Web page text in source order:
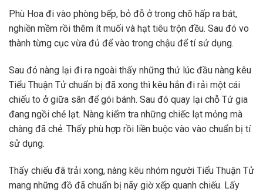
Phù Hoa đi vào phòng bếp, bỏ đỗ ở trong chõ hấp ra bát,
nghiền mềm rồi thêm ít muối và hạt tiêu trộn đều. Sau đó vo
thành từng cục vừa đủ để vào trong chậu để tí sử dụng.
Sau đó nàng lại đi ra ngoài thấy những thứ lúc đầu nàng kêu
Tiểu Thuận Tử chuẩn bị đã xong thì kêu hắn đi rải một cái
chiếu to ở giữa sân để gói bánh. Sau đó quay lại chỗ Tứ gia
đang ngồi chẻ lạt. Nàng kiểm tra những chiếc lạt mỏng mà
chàng đã chẻ. Thấy phù hợp rồi liền buộc vào vào chuẩn bị tí
sử dụng.
Thấy chiếu đã trải xong, nàng kêu nhóm người Tiểu Thuận Tử
mang những đồ đã chuẩn bị nãy giờ xếp quanh chiếu. Lấy